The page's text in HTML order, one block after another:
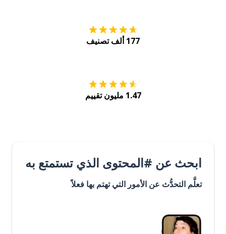
177 ألف تصنيف
1.47 مليون تقييم
ابحث عن #المحتوى الذي تستمتع به
تعلَّم التحدُّث عن الأمور التي تهتم بها فعلاً